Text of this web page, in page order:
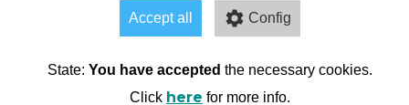
Accept all Config
State: You have accepted the necessary cookies.
Click here for more info.